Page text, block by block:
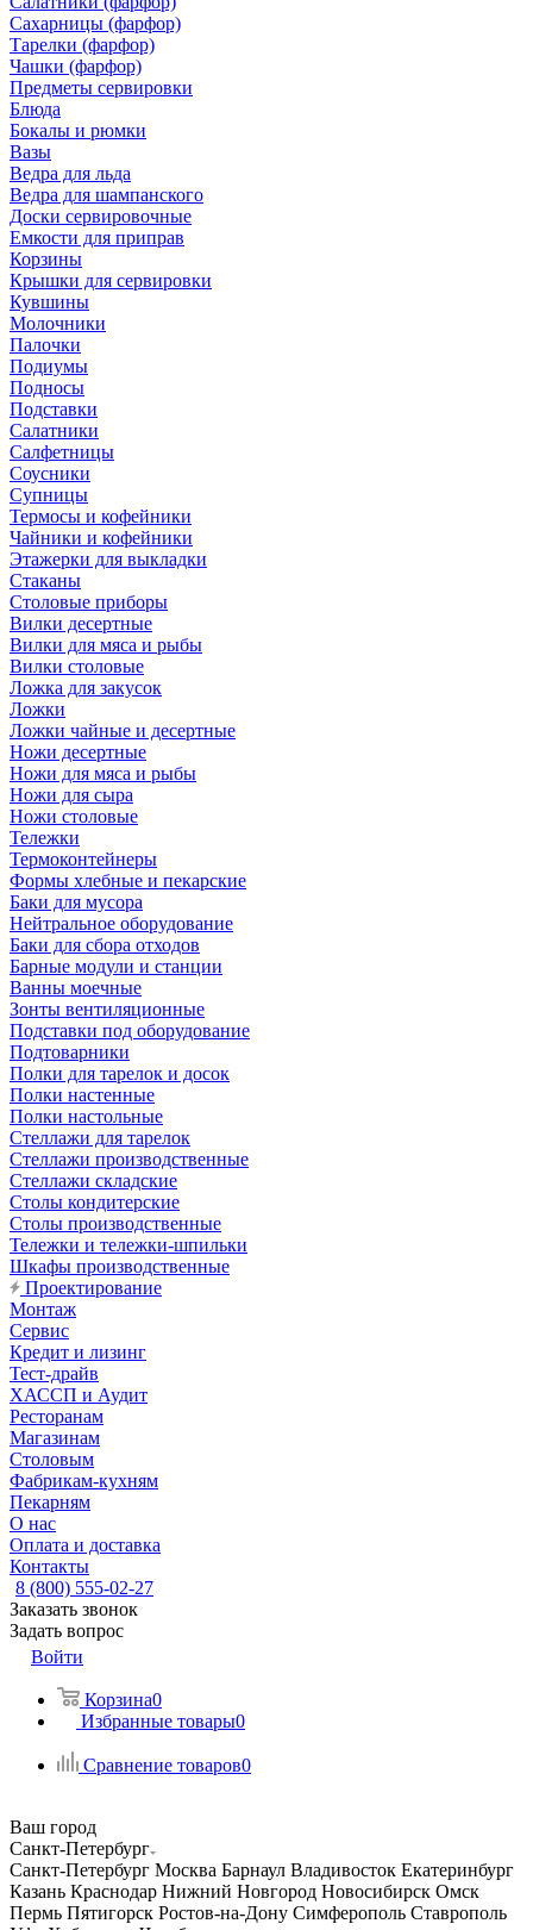
Сахарницы (фарфор)
Тарелки (фарфор)
Чашки (фарфор)
Предметы сервировки
Блюда
Бокалы и рюмки
Вазы
Ведра для льда
Ведра для шампанского
Доски сервировочные
Емкости для приправ
Корзины
Крышки для сервировки
Кувшины
Молочники
Палочки
Подиумы
Подносы
Подставки
Салатники
Салфетницы
Соусники
Супницы
Термосы и кофейники
Чайники и кофейники
Этажерки для выкладки
Стаканы
Столовые приборы
Вилки десертные
Вилки для мяса и рыбы
Вилки столовые
Ложка для закусок
Ложки
Ложки чайные и десертные
Ножи десертные
Ножи для мяса и рыбы
Ножи для сыра
Ножи столовые
Тележки
Термоконтейнеры
Формы хлебные и пекарские
Баки для мусора
Нейтральное оборудование
Баки для сбора отходов
Барные модули и станции
Ванны моечные
Зонты вентиляционные
Подставки под оборудование
Подтоварники
Полки для тарелок и досок
Полки настенные
Полки настольные
Стеллажи для тарелок
Стеллажи производственные
Стеллажи складские
Столы кондитерские
Столы производственные
Тележки и тележки-шпильки
Шкафы производственные
Проектирование
Монтаж
Сервис
Кредит и лизинг
Тест-драйв
ХАССП и Аудит
Ресторанам
Магазинам
Столовым
Фабрикам-кухням
Пекарням
О нас
Оплата и доставка
Контакты
8 (800) 555-02-27
Заказать звонок
Задать вопрос
Войти
Корзина0
Избранные товары0
Сравнение товаров0
Ваш город
Санкт-Петербург
Санкт-Петербург Москва Барнаул Владивосток Екатеринбург
Казань Краснодар Нижний Новгород Новосибирск Омск
Пермь Пятигорск Ростов-на-Дону Симферополь Ставрополь